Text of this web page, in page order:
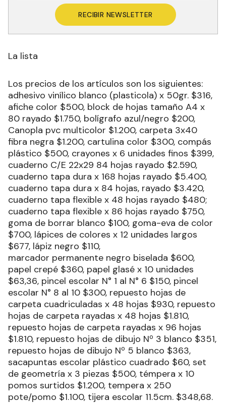
RECIBIR NEWSLETTER
La lista
Los precios de los artículos son los siguientes:
adhesivo vinílico blanco (plasticola) x 50gr. $316,
afiche color $500, block de hojas tamaño A4 x
80 rayado $1.750, bolígrafo azul/negro $200,
Canopla pvc multicolor $1.200, carpeta 3x40
fibra negra $1.200, cartulina color $300, compás
plástico $500, crayones x 6 unidades finos $399,
cuaderno C/E 22x29 84 hojas rayado $2.590,
cuaderno tapa dura x 168 hojas rayado $5.400,
cuaderno tapa dura x 84 hojas, rayado $3.420,
cuaderno tapa flexible x 48 hojas rayado $480;
cuaderno tapa flexible x 86 hojas rayado $750,
goma de borrar blanco $100, goma-eva de color
$700, lápices de colores x 12 unidades largos
$677, lápiz negro $110,
marcador permanente negro biselada $600,
papel crepé $360, papel glasé x 10 unidades
$63,36, pincel escolar N° 1 al N° 6 $150, pincel
escolar N° 8 al 10 $300, repuesto hojas de
carpeta cuadriculadas x 48 hojas $930, repuesto
hojas de carpeta rayadas x 48 hojas $1.810,
repuesto hojas de carpeta rayadas x 96 hojas
$1.810, repuesto hojas de dibujo Nº 3 blanco $351,
repuesto hojas de dibujo Nº 5 blanco $363,
sacapuntas escolar plástico cuadrado $60, set
de geometría x 3 piezas $500, témpera x 10
pomos surtidos $1.200, tempera x 250
pote/pomo $1.100, tijera escolar 11.5cm. $348,68.